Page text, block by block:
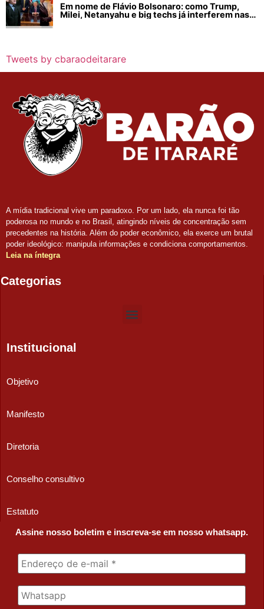
Em nome de Flávio Bolsonaro: como Trump,
Milei, Netanyahu e big techs já interferem nas
Tweets by cbaraodeitarare
A mídia tradicional vive um paradoxo. Por um lado, ela nunca foi tão
poderosa no mundo e no Brasil, atingindo níveis de concentração sem
precedentes na história. Além do poder econômico, ela exerce um brutal
poder ideológico: manipula informações e condiciona comportamentos.
Leia na íntegra
Categorias
Institucional
Objetivo
Manifesto
Diretoria
Conselho consultivo
Estatuto
Assine nosso boletim e inscreva-se em nosso whatsapp.